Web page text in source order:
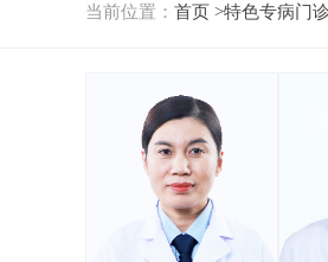
当前位置： 首页 >特色专病门